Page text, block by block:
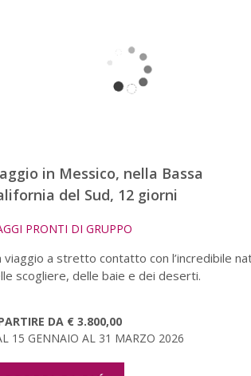
in Messico, nella Bassa
del Sud, 12 giorni
PRONTI DI GRUPPO
viaggio a stretto contatto con l’incredibile
scogliere, delle baie e dei deserti.
DA € 3.800,00
15 GENNAIO AL 31 MARZO 2026